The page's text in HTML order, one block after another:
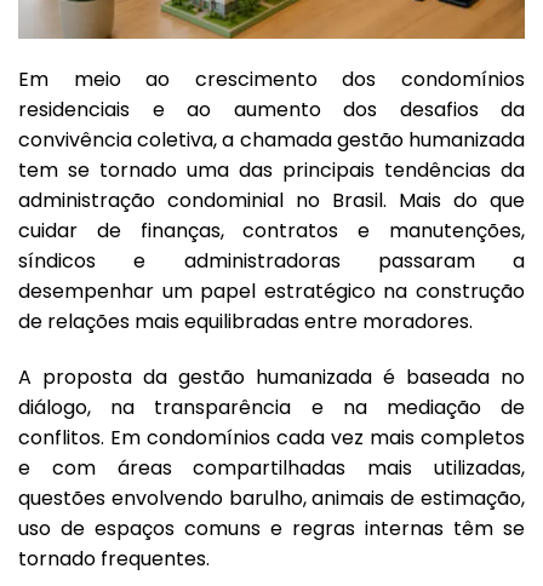
Em meio ao crescimento dos condomínios
residenciais e ao aumento dos desafios da
convivência coletiva, a chamada gestão humanizada
tem se tornado uma das principais tendências da
administração condominial no Brasil. Mais do que
cuidar de finanças, contratos e manutenções,
síndicos e administradoras passaram a
desempenhar um papel estratégico na construção
de relações mais equilibradas entre moradores.
A proposta da gestão humanizada é baseada no
diálogo, na transparência e na mediação de
conflitos. Em condomínios cada vez mais completos
e com áreas compartilhadas mais utilizadas,
questões envolvendo barulho, animais de estimação,
uso de espaços comuns e regras internas têm se
tornado frequentes.